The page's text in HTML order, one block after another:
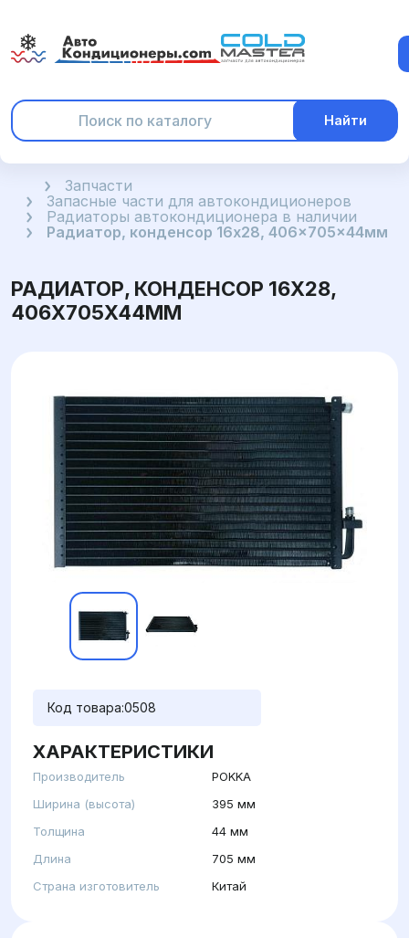
Найти
ГлавнаяЗапчасти
Запасные части для автокондиционеров
Радиаторы автокондиционера в наличии
Радиатор, конденсор 16x28, 406x705x44мм
РАДИАТОР, КОНДЕНСОР 16X28,
406X705X44ММ
Код товара:0508
ХАРАКТЕРИСТИКИ
Производитель
POKKA
Ширина (высота)
395 мм
Толщина
44 мм
Длина
705 мм
Страна изготовитель
Китай